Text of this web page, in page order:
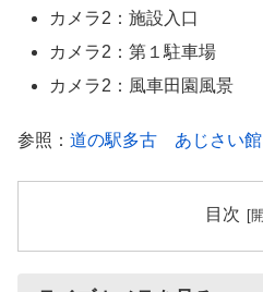
カメラ2：施設入口
カメラ2：第１駐車場
カメラ2：風車田園風景
参照： 道の駅多古 あじさい館
目次